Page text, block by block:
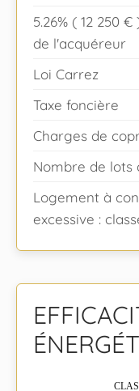
5.26% ( 12 250
de l'acquéreur
Loi Carrez
Taxe foncière
Charges de
Nombre de lots
Logement à
excessive :